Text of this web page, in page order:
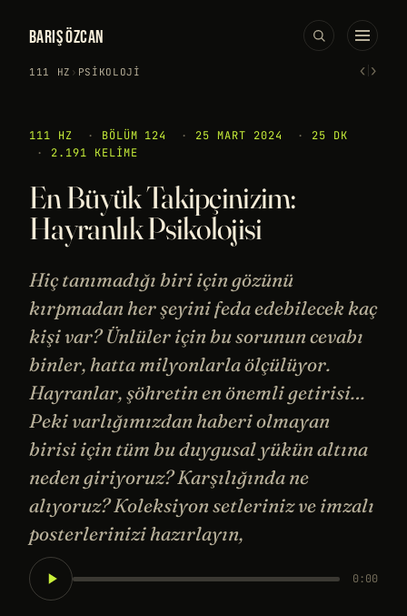
BARIŞ ÖZCAN
111 HZ › PSIKOLOJI ‹›
111 HZ · BÖLÜM 124 · 25 MART 2024 ·
25 DK
·
2.191 KELIME
En Büyük Takipçinizim:
Hayranlık Psikolojisi
Hiç tanımadığı biri için gözünü
kırpmadan her şeyini feda edebilecek kaç
kişi var? Ünlüler için bu sorunun cevabı
binler, hatta milyonlarla ölçülüyor.
Hayranlar, şöhretin en önemli getirisi…
Peki varlığımızdan haberi olmayan
birisi için tüm bu duygusal yükün altına
neden giriyoruz? Karşılığında ne
alıyoruz? Koleksiyon setleriniz ve imzalı
posterlerinizi hazırlayın,
0:00